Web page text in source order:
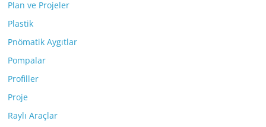
Plan ve Projeler
Plastik
Pnömatik Aygıtlar
Pompalar
Profiller
Proje
Raylı Araçlar